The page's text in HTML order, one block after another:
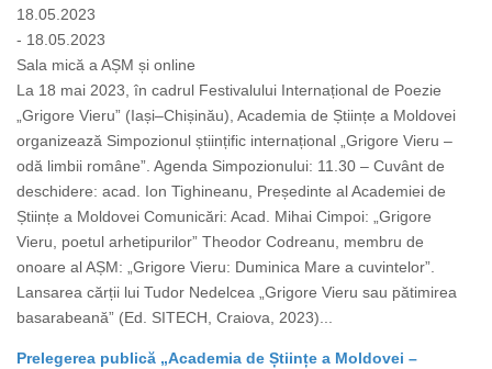
18.05.2023
- 18.05.2023
Sala mică a AȘM și online
La 18 mai 2023, în cadrul Festivalului Internațional de Poezie
„Grigore Vieru” (Iași–Chișinău), Academia de Științe a Moldovei
organizează Simpozionul științific internațional „Grigore Vieru –
odă limbii române”. Agenda Simpozionului: 11.30 – Cuvânt de
deschidere: acad. Ion Tighineanu, Președinte al Academiei de
Științe a Moldovei Comunicări: Acad. Mihai Cimpoi: „Grigore
Vieru, poetul arhetipurilor” Theodor Codreanu, membru de
onoare al AȘM: „Grigore Vieru: Duminica Mare a cuvintelor”.
Lansarea cărții lui Tudor Nedelcea „Grigore Vieru sau pătimirea
basarabeană” (Ed. SITECH, Craiova, 2023)...
Prelegerea publică „Academia de Științe a Moldovei –